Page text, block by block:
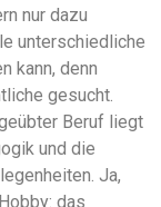
nur dazu
unterschiedliche
kann, denn
gesucht.
Beruf liegt
und die
Ja,
das